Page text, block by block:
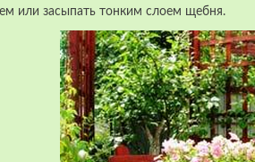
или засыпать тонким слоем щебня.